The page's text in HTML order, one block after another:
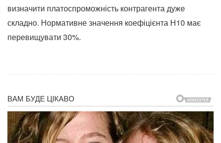
визначити платоспроможність контрагента дуже
складно. Нормативне значення коефіцієнта Н10 має
перевищувати 30%.